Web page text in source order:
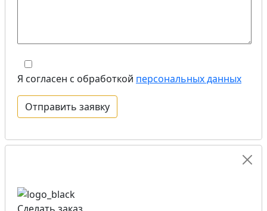
Я согласен с обработкой персональных данных